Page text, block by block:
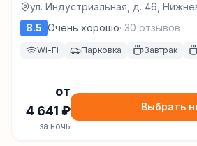
ул. Индустриальная, д. 46,
8.5 Очень хорошо· 30 отзывов
Wi-Fi Парковка Завтрак
от
4 641 ₽
за ночь
Выбрать